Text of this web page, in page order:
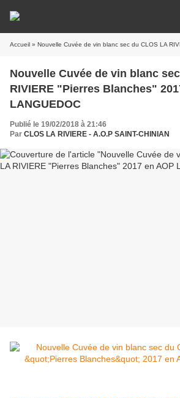
Accueil » Nouvelle Cuvée de vin blanc sec du CLOS LA RIVIERE "Pierres
Nouvelle Cuvée de vin blanc
RIVIERE "Pierres Blanches"
LANGUEDOC
Publié le 19/02/2018 à 21:46
Par CLOS LA RIVIERE - A.O.P SAINT-CHINIAN